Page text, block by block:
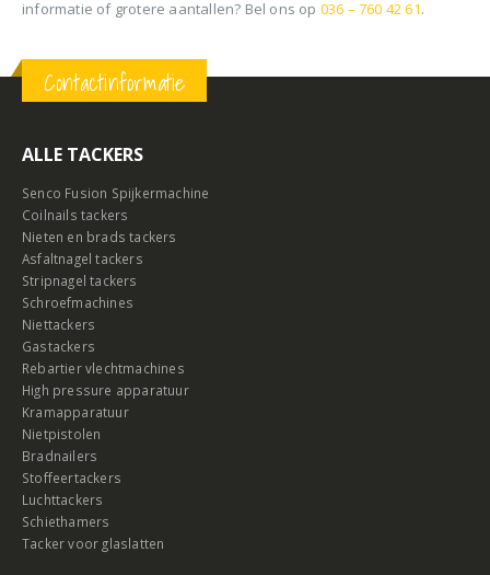
informatie of grotere aantallen? Bel ons op 036 – 760 42 61.
Contactinformatie
ALLE TACKERS
Senco Fusion Spijkermachine
Coilnails tackers
Nieten en brads tackers
Asfaltnagel tackers
Stripnagel tackers
Schroefmachines
Niettackers
Gastackers
Rebartier vlechtmachines
High pressure apparatuur
Kramapparatuur
Nietpistolen
Bradnailers
Stoffeertackers
Luchttackers
Schiethamers
Tacker voor glaslatten